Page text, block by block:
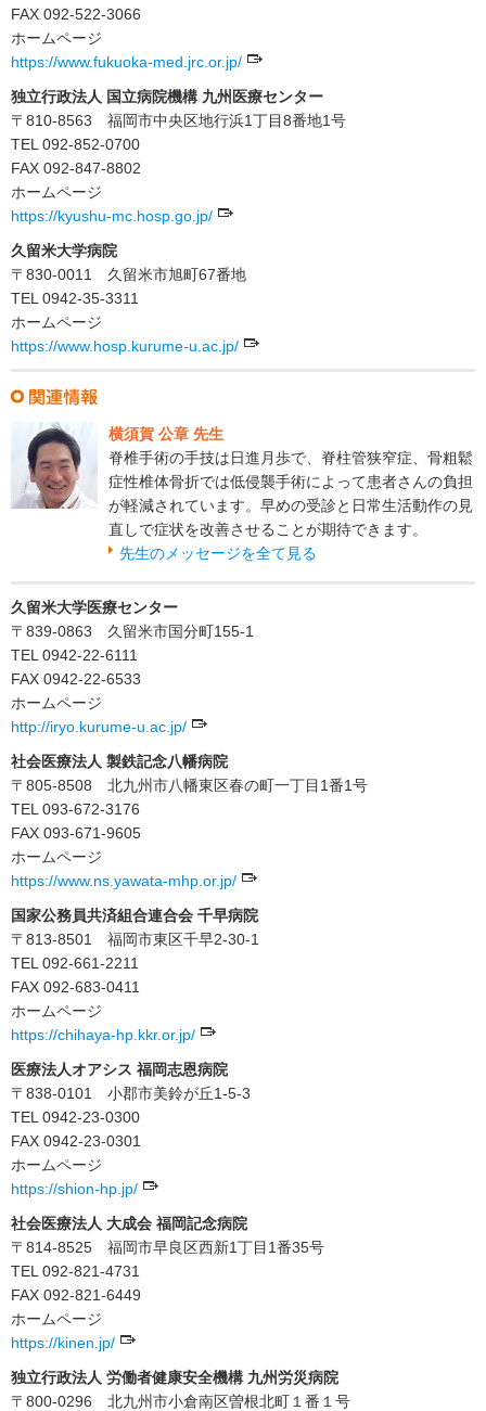
FAX 092-522-3066
ホームページ
https://www.fukuoka-med.jrc.or.jp/
独立行政法人 国立病院機構 九州医療センター
〒810-8563 福岡市中央区地行浜1丁目8番地1号
TEL 092-852-0700
FAX 092-847-8802
ホームページ
https://kyushu-mc.hosp.go.jp/
久留米大学病院
〒830-0011 久留米市旭町67番地
TEL 0942-35-3311
ホームページ
https://www.hosp.kurume-u.ac.jp/
横須賀 公章 先生
脊椎手術の手技は日進月歩で、脊柱管狭窄症、骨粗鬆
症性椎体骨折では低侵襲手術によって患者さんの負担
が軽減されています。早めの受診と日常生活動作の見
直しで症状を改善させることが期待できます。
先生のメッセージを全て見る
久留米大学医療センター
〒839-0863 久留米市国分町155-1
TEL 0942-22-6111
FAX 0942-22-6533
ホームページ
http://iryo.kurume-u.ac.jp/
社会医療法人 製鉄記念八幡病院
〒805-8508 北九州市八幡東区春の町一丁目1番1号
TEL 093-672-3176
FAX 093-671-9605
ホームページ
https://www.ns.yawata-mhp.or.jp/
国家公務員共済組合連合会 千早病院
〒813-8501 福岡市東区千早2-30-1
TEL 092-661-2211
FAX 092-683-0411
ホームページ
https://chihaya-hp.kkr.or.jp/
医療法人オアシス 福岡志恩病院
〒838-0101 小郡市美鈴が丘1-5-3
TEL 0942-23-0300
FAX 0942-23-0301
ホームページ
https://shion-hp.jp/
社会医療法人 大成会 福岡記念病院
〒814-8525 福岡市早良区西新1丁目1番35号
TEL 092-821-4731
FAX 092-821-6449
ホームページ
https://kinen.jp/
独立行政法人 労働者健康安全機構 九州労災病院
〒800-0296 北九州市小倉南区曽根北町１番１号